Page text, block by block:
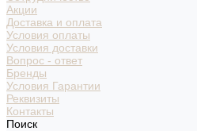
Акции
Доставка и оплата
Условия оплаты
Условия доставки
Вопрос - ответ
Бренды
Условия Гарантии
Реквизиты
Контакты
Поиск